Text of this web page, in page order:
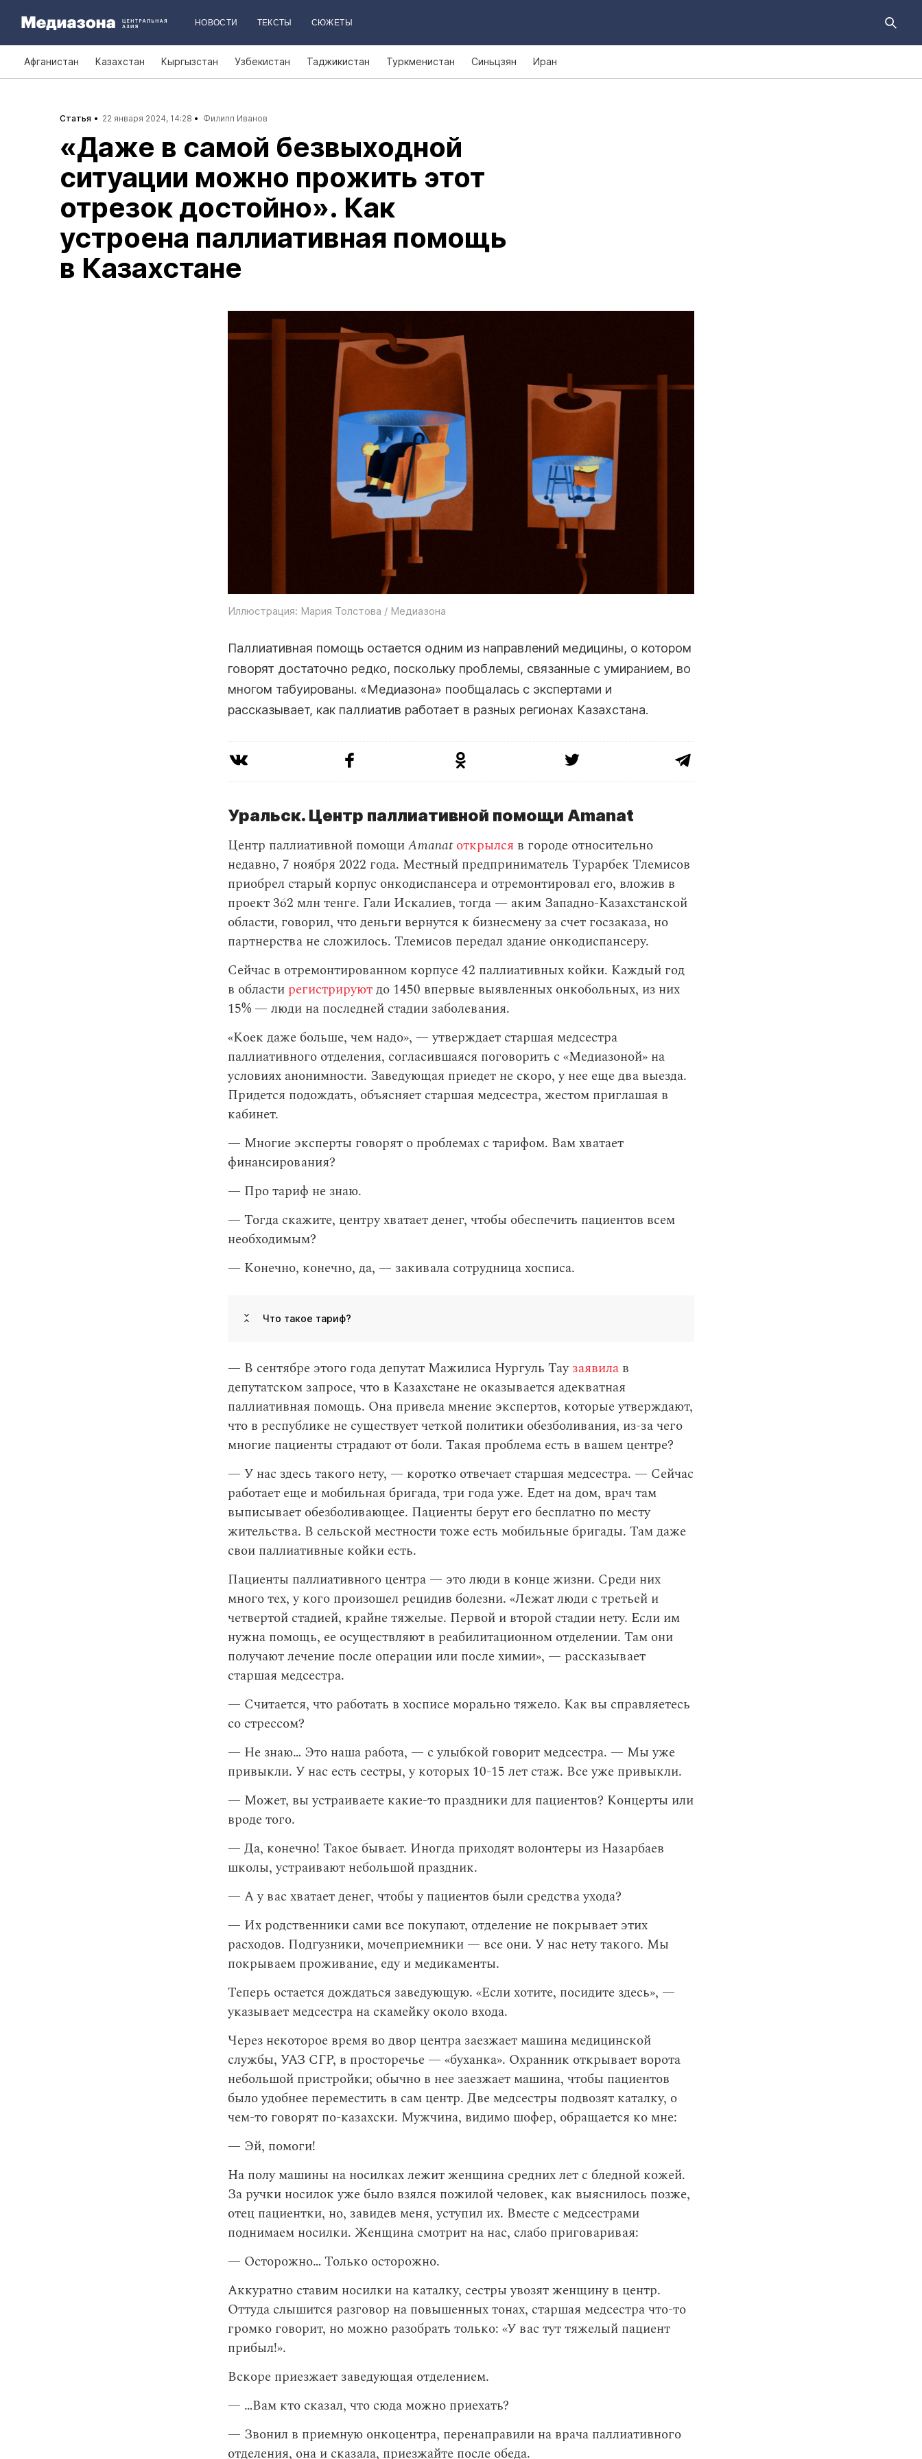
НОВОСТИ ТЕКСТЫ СЮЖЕТЫ
Афганистан Казахстан Кыргызстан Узбекистан Таджикистан Туркменистан Синьцзян Иран
Статья 22 января 2024, 14:28 Филипп Иванов
«Даже в самой безвыходной
ситуации можно прожить этот
отрезок достойно». Как
устроена паллиативная помощь
в Казахстане
Иллюстрация: Мария Толстова / Медиазона
Паллиативная помощь остается одним из направлений медицины, о котором
говорят достаточно редко, поскольку проблемы, связанные с умиранием, во
многом табуированы. «Медиазона» пообщалась с экспертами и
рассказывает, как паллиатив работает в разных регионах Казахстана.
Уральск. Центр паллиативной помощи Amanat
Центр паллиативной помощиAmanat открылся в городе относительно
недавно, 7 ноября 2022 года. Местный предприниматель Турарбек Тлемисов
приобрел старый корпус онкодиспансера и отремонтировал его, вложив в
проект 362 млн тенге. Гали Искалиев, тогда — аким Западно-Казахстанской
области, говорил, что деньги вернутся к бизнесмену за счет госзаказа, но
партнерства не сложилось. Тлемисов передал здание онкодиспансеру.
Сейчас в отремонтированном корпусе 42 паллиативных койки. Каждый год
в области регистрируютдо 1450 впервые выявленных онкобольных, из них
15% — люди на последней стадии заболевания.
«Коек даже больше, чем надо», — утверждает старшая медсестра
паллиативного отделения, согласившаяся поговорить с «Медиазоной» на
условиях анонимности. Заведующая приедет не скоро, у нее еще два выезда.
Придется подождать, объясняет старшая медсестра, жестом приглашая в
кабинет.
— Многие эксперты говорят о проблемах с тарифом. Вам хватает
финансирования?
— Про тариф не знаю.
— Тогда скажите, центру хватает денег, чтобы обеспечить пациентов всем
необходимым?
— Конечно, конечно, да, — закивала сотрудница хосписа.
Что такое тариф?
— В сентябре этого года депутат Мажилиса Нургуль Таузаявила в
депутатском запросе, что в Казахстане не оказывается адекватная
паллиативная помощь. Она привела мнение экспертов, которые утверждают,
что в республике не существует четкой политики обезболивания, из-за чего
многие пациенты страдают от боли. Такая проблема есть в вашем центре?
— У нас здесь такого нету, — коротко отвечает старшая медсестра. — Сейчас
работает еще и мобильная бригада, три года уже. Едет на дом, врач там
выписывает обезболивающее. Пациенты берут его бесплатно по месту
жительства. В сельской местности тоже есть мобильные бригады. Там даже
свои паллиативные койки есть.
Пациенты паллиативного центра — это люди в конце жизни. Среди них
много тех, у кого произошел рецидив болезни. «Лежат люди с третьей и
четвертой стадией, крайне тяжелые. Первой и второй стадии нету. Если им
нужна помощь, ее осуществляют в реабилитационном отделении. Там они
получают лечение после операции или после химии», — рассказывает
старшая медсестра.
— Считается, что работать в хосписе морально тяжело. Как вы справляетесь
со стрессом?
— Не знаю… Это наша работа, — с улыбкой говорит медсестра. — Мы уже
привыкли. У нас есть сестры, у которых 10-15 лет стаж. Все уже привыкли.
— Может, вы устраиваете какие-то праздники для пациентов? Концерты или
вроде того.
— Да, конечно! Такое бывает. Иногда приходят волонтеры из Назарбаев
школы, устраивают небольшой праздник.
— А у вас хватает денег, чтобы у пациентов были средства ухода?
— Их родственники сами все покупают, отделение не покрывает этих
расходов. Подгузники, мочеприемники — все они. У нас нету такого. Мы
покрываем проживание, еду и медикаменты.
Теперь остается дождаться заведующую. «Если хотите, посидите здесь», —
указывает медсестра на скамейку около входа.
Через некоторое время во двор центра заезжает машина медицинской
службы, УАЗ СГР, в просторечье — «буханка». Охранник открывает ворота
небольшой пристройки; обычно в нее заезжает машина, чтобы пациентов
было удобнее переместить в сам центр. Две медсестры подвозят каталку, о
чем-то говорят по-казахски. Мужчина, видимо шофер, обращается ко мне:
— Эй, помоги!
На полу машины на носилках лежит женщина средних лет с бледной кожей.
За ручки носилок уже было взялся пожилой человек, как выяснилось позже,
отец пациентки, но, завидев меня, уступил их. Вместе с медсестрами
поднимаем носилки. Женщина смотрит на нас, слабо приговаривая:
— Осторожно… Только осторожно.
Аккуратно ставим носилки на каталку, сестры увозят женщину в центр.
Оттуда слышится разговор на повышенных тонах, старшая медсестра что-то
громко говорит, но можно разобрать только: «У вас тут тяжелый пациент
прибыл!».
Вскоре приезжает заведующая отделением.
— …Вам кто сказал, что сюда можно приехать?
— Звонил в приемную онкоцентра, перенаправили на врача паллиативного
отделения, она и сказала, приезжайте после обеда.